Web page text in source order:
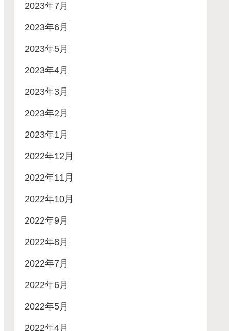
2023年7月
2023年6月
2023年5月
2023年4月
2023年3月
2023年2月
2023年1月
2022年12月
2022年11月
2022年10月
2022年9月
2022年8月
2022年7月
2022年6月
2022年5月
2022年4月